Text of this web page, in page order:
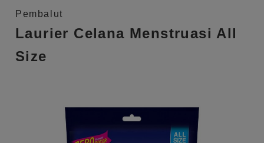
Pembalut
Laurier Celana Menstruasi All
Size